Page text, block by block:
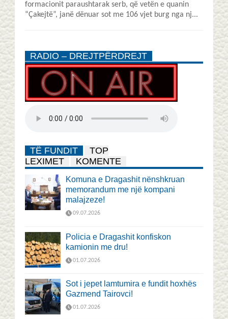
formacionit paraushtarak serb, që vetën e quanin
“Çakejtë”, janë dënuar sot me 106 vjet burg nga nj...
RADIO – DREJTPËRDREJT
TË FUNDIT
TOP
LEXIMET
KOMENTE
Komuna e Dragashit nënshkruan
memorandum me një kompani
malajzeze!
09.07.2026
Policia e Dragashit konfiskon
kamionin me dru!
01.07.2026
Sot i jepet lamtumira e fundit hoxhës
Gazmend Tairovci!
01.07.2026